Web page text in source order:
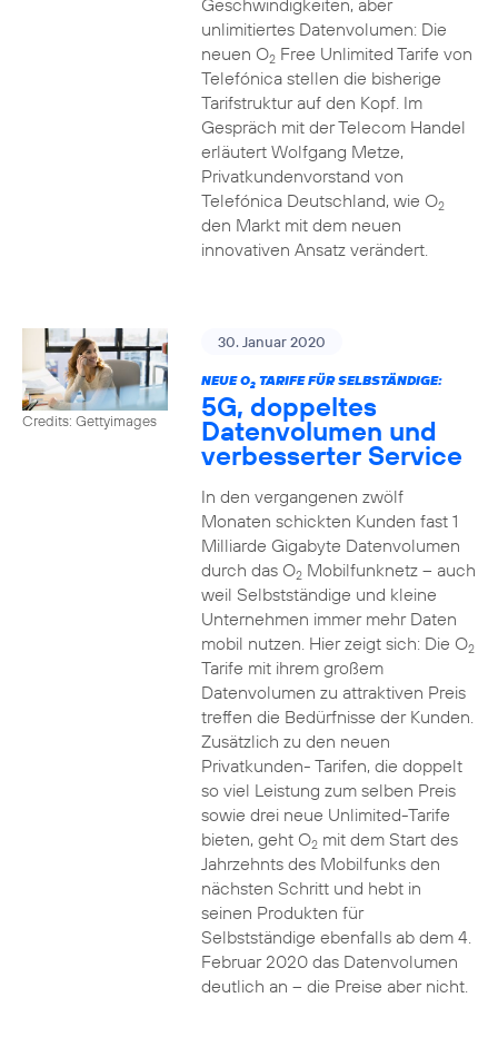
Geschwindigkeiten, aber
unlimitiertes Datenvolumen: Die
neuen O2Free Unlimited Tarife von
Telefónica stellen die bisherige
Tarifstruktur auf den Kopf. Im
Gespräch mit der Telecom Handel
erläutert Wolfgang Metze,
Privatkundenvorstand von
Telefónica Deutschland, wie O2
den Markt mit dem neuen
innovativen Ansatz verändert.
Credits: Gettyimages
30. Januar 2020
NEUE O2TARIFE FÜR SELBSTÄNDIGE:
5G, doppeltes
Datenvolumen und
verbesserter Service
In den vergangenen zwölf
Monaten schickten Kunden fast 1
Milliarde Gigabyte Datenvolumen
durch das O2Mobilfunknetz – auch
weil Selbstständige und kleine
Unternehmen immer mehr Daten
mobil nutzen. Hier zeigt sich: Die O2
Tarife mit ihrem großem
Datenvolumen zu attraktiven Preis
treffen die Bedürfnisse der Kunden.
Zusätzlich zu den neuen
Privatkunden- Tarifen, die doppelt
so viel Leistung zum selben Preis
sowie drei neue Unlimited-Tarife
bieten, geht O2mit dem Start des
Jahrzehnts des Mobilfunks den
nächsten Schritt und hebt in
seinen Produkten für
Selbstständige ebenfalls ab dem 4.
Februar 2020 das Datenvolumen
deutlich an – die Preise aber nicht.